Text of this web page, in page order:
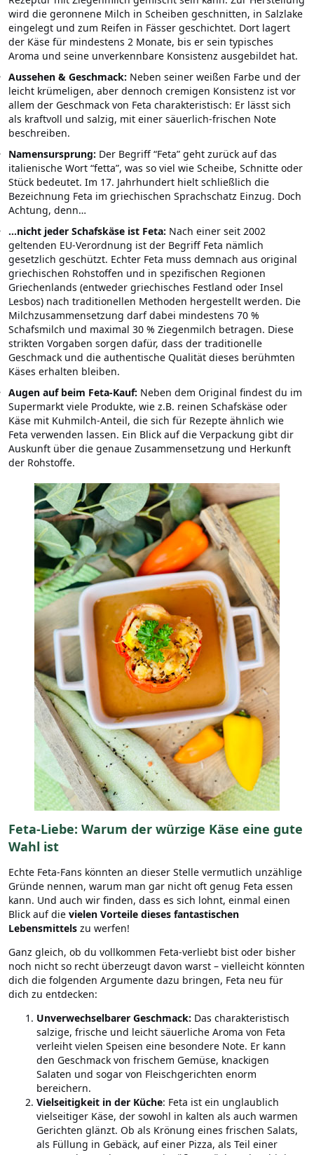
wird die geronnene Milch in Scheiben geschnitten, in Salzlake
eingelegt und zum Reifen in Fässer geschichtet. Dort lagert
der Käse für mindestens 2 Monate, bis er sein typisches
Aroma und seine unverkennbare Konsistenz ausgebildet hat.
Aussehen & Geschmack: Neben seiner weißen Farbe und der
leicht krümeligen, aber dennoch cremigen Konsistenz ist vor
allem der Geschmack von Feta charakteristisch: Er lässt sich
als kraftvoll und salzig, mit einer säuerlich-frischen Note
beschreiben.
Namensursprung: Der Begriff “Feta” geht zurück auf das
italienische Wort “fetta”, was so viel wie Scheibe, Schnitte oder
Stück bedeutet. Im 17. Jahrhundert hielt schließlich die
Bezeichnung Feta im griechischen Sprachschatz Einzug. Doch
Achtung, denn…
…nicht jeder Schafskäse ist Feta: Nach einer seit 2002
geltenden EU-Verordnung ist der Begriff Feta nämlich
gesetzlich geschützt. Echter Feta muss demnach aus original
griechischen Rohstoffen und in spezifischen Regionen
Griechenlands (entweder griechisches Festland oder Insel
Lesbos) nach traditionellen Methoden hergestellt werden. Die
Milchzusammensetzung darf dabei mindestens 70 %
Schafsmilch und maximal 30 % Ziegenmilch betragen. Diese
strikten Vorgaben sorgen dafür, dass der traditionelle
Geschmack und die authentische Qualität dieses berühmten
Käses erhalten bleiben.
Augen auf beim Feta-Kauf: Neben dem Original findest du im
Supermarkt viele Produkte, wie z.B. reinen Schafskäse oder
Käse mit Kuhmilch-Anteil, die sich für Rezepte ähnlich wie
Feta verwenden lassen. Ein Blick auf die Verpackung gibt dir
Auskunft über die genaue Zusammensetzung und Herkunft
der Rohstoffe.
Feta-Liebe: Warum der würzige Käse eine gute
Wahl ist
Echte Feta-Fans könnten an dieser Stelle vermutlich unzählige
Gründe nennen, warum man gar nicht oft genug Feta essen
kann. Und auch wir finden, dass es sich lohnt, einmal einen
Blick auf die vielen Vorteile dieses fantastischen
Lebensmittels zu werfen!
Ganz gleich, ob du vollkommen Feta-verliebt bist oder bisher
noch nicht so recht überzeugt davon warst – vielleicht könnten
dich die folgenden Argumente dazu bringen, Feta neu für
dich zu entdecken:
Unverwechselbarer Geschmack: Das charakteristisch
salzige, frische und leicht säuerliche Aroma von Feta
verleiht vielen Speisen eine besondere Note. Er kann
den Geschmack von frischem Gemüse, knackigen
Salaten und sogar von Fleischgerichten enorm
bereichern.
Vielseitigkeit in der Küche: Feta ist ein unglaublich
vielseitiger Käse, der sowohl in kalten als auch warmen
Gerichten glänzt. Ob als Krönung eines frischen Salats,
als Füllung in Gebäck, auf einer Pizza, als Teil einer